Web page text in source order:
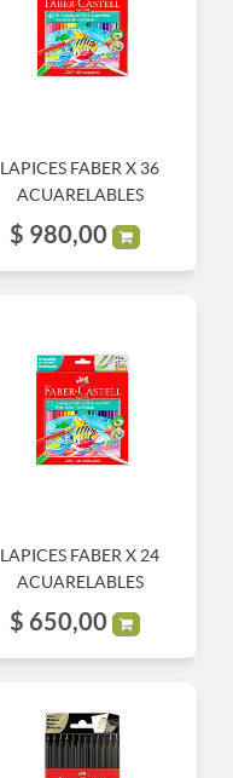
LAPICES FABER X 36
ACUARELABLES
$ 980,00
LAPICES FABER X 24
ACUARELABLES
$ 650,00